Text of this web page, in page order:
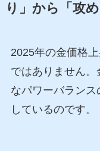
り」から「攻
2025年の金価格
ではありません
なパワーバラン
しているのです。